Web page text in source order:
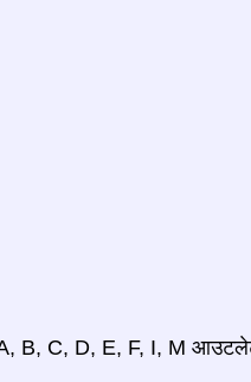
A, B, C, D, E, F, I, M